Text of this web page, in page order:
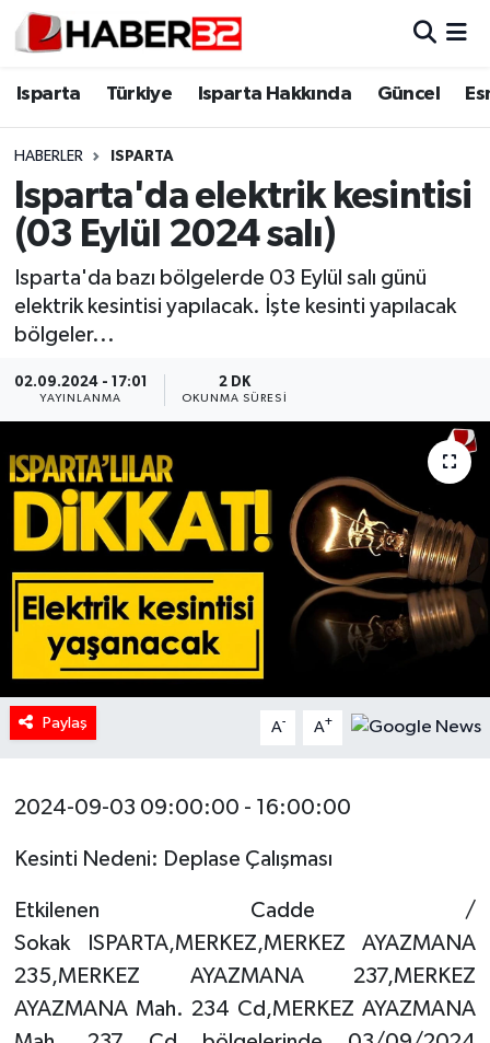
Isparta Türkiye Isparta Hakkında Güncel
HABERLER ISPARTA
Isparta'da elektrik kesintisi
(03 Eylül 2024 salı)
Isparta'da bazı bölgelerde 03 Eylül salı günü
elektrik kesintisi yapılacak. İşte kesinti yapılacak
bölgeler...
02.09.2024 - 17:01
YAYINLANMA
2 DK
OKUNMA SÜRESI
Paylaş A- A+
2024-09-03 09:00:00 - 16:00:00
Kesinti Nedeni: Deplase Çalışması
Etkilenen Cadde /
Sokak ISPARTA,MERKEZ,MERKEZ AYAZMANA
235,MERKEZ AYAZMANA 237,MERKEZ
AYAZMANA Mah. 234 Cd,MERKEZ AYAZMANA
Isparta
Esnaf Diyor ki;
ASAYİŞ
BİLİM VE TEKNOLOJİ
GENEL
Güncel
HABERDE İNSAN
İlginç
KÜLTÜR SANAT
MAGAZİN
POLİTİKA
RESMİ İLANLAR
SAĞLIK
Spor
Tarihi Yapılarımız
Isparta Nöbetçi Eczaneler
Isparta Trafik Yoğunluk Haritası
Süper Lig Puan Durumu ve Fikstür
Tüm Manşetler
Haber Arşivi